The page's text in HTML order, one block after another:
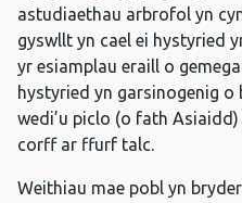
astudiaethau arbrofol yn
gyswllt yn cael ei hystyried
yr esiamplau eraill o
hystyried yn garsinogenig o
wedi’u piclo (o fath
corff ar ffurf talc.
Weithiau mae pobl yn